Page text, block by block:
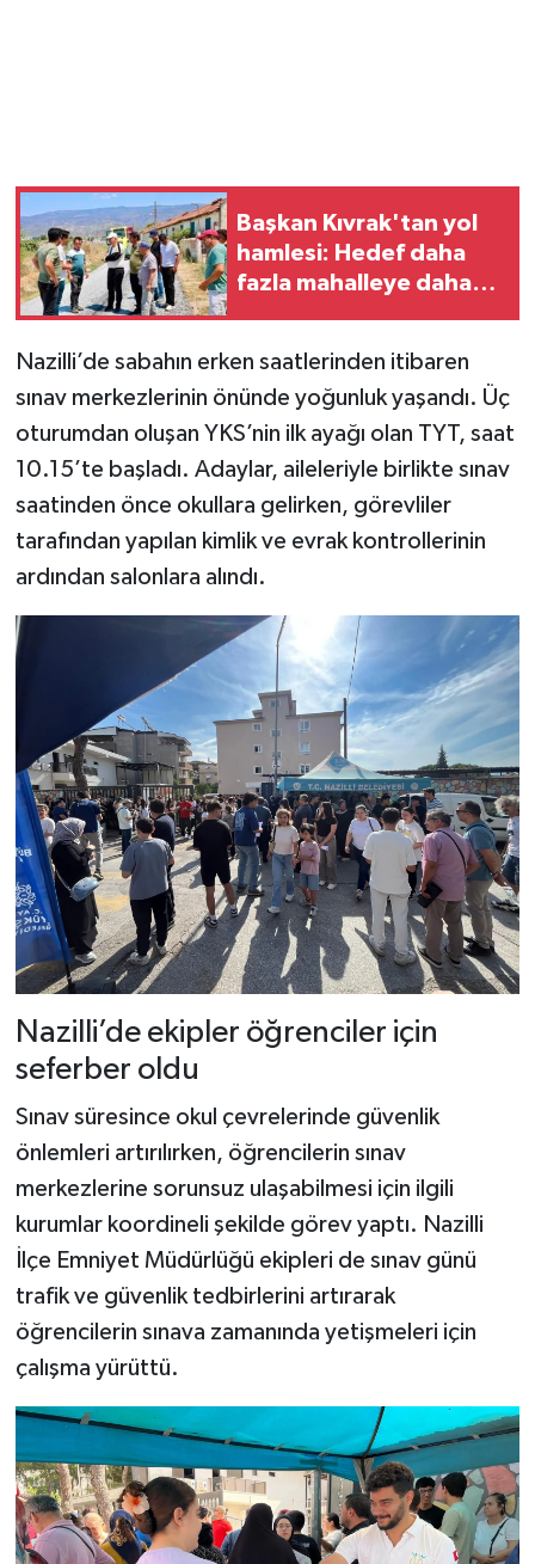
Başkan Kıvrak'tan yol
hamlesi: Hedef daha
fazla mahalleye daha
Nazilli’de sabahın erken saatlerinden itibaren
sınav merkezlerinin önünde yoğunluk yaşandı. Üç
oturumdan oluşan YKS’nin ilk ayağı olan TYT, saat
10.15’te başladı. Adaylar, aileleriyle birlikte sınav
saatinden önce okullara gelirken, görevliler
tarafından yapılan kimlik ve evrak kontrollerinin
ardından salonlara alındı.
Nazilli’de ekipler öğrenciler için
seferber oldu
Sınav süresince okul çevrelerinde güvenlik
önlemleri artırılırken, öğrencilerin sınav
merkezlerine sorunsuz ulaşabilmesi için ilgili
kurumlar koordineli şekilde görev yaptı. Nazilli
İlçe Emniyet Müdürlüğü ekipleri de sınav günü
trafik ve güvenlik tedbirlerini artırarak
öğrencilerin sınava zamanında yetişmeleri için
çalışma yürüttü.